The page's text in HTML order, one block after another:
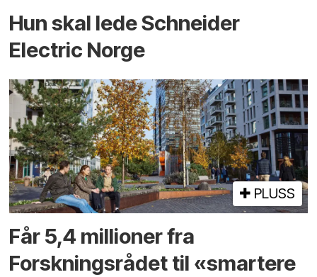
Hun skal lede Schneider
Electric Norge
PLUSS
Får 5,4 millioner fra
Forskningsrådet til «smartere